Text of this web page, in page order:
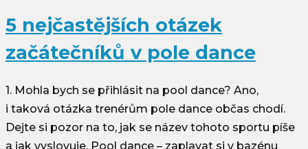
5 nejčastějších otázek
začátečníků v pole dance
1. Mohla bych se přihlásit na pool dance? Ano,
i taková otázka trenérům pole dance občas chodí.
Dejte si pozor na to, jak se název tohoto sportu píše
a jak vyslovuje. Pool dance – zaplavat si v bazénu